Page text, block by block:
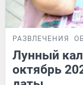
РАЗВЛЕЧЕНИЯ
Лунный
октябрь